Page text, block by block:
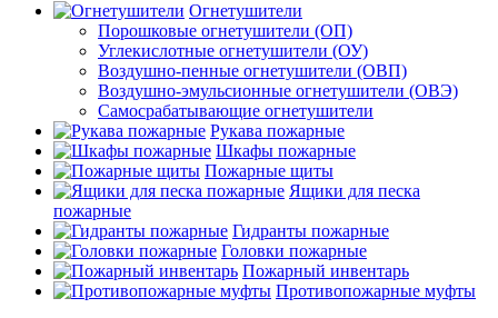
Огнетушители
Порошковые огнетушители (ОП)
Углекислотные огнетушители (ОУ)
Воздушно-пенные огнетушители (ОВП)
Воздушно-эмульсионные огнетушители (ОВЭ)
Самосрабатывающие огнетушители
Рукава пожарные
Шкафы пожарные
Пожарные щиты
Ящики для песка
пожарные
Гидранты пожарные
Головки пожарные
Пожарный инвентарь
Противопожарные муфты